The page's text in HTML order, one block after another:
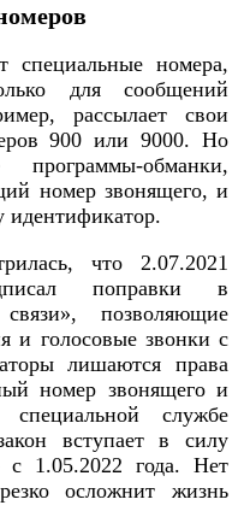
специальные номера,
для сообщений
рассылает свои
900 или 9000. Но
программы-обманки,
номер звонящего, и
идентификатор.
что 2.07.2021
поправки в
позволяющие
и голосовые звонки с
лишаются права
номер звонящего и
службе
вступает в силу
1.05.2022 года. Нет
осложнит жизнь